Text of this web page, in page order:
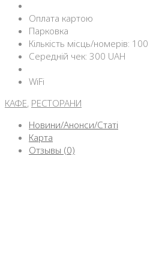
Оплата картою
Парковка
Кількість місць/номерів: 100
Середній чек: 300 UAH
WiFi
КАФЕ, РЕСТОРАНИ
Новини/Анонси/Статі
Карта
Отзывы (0)